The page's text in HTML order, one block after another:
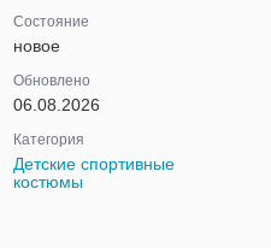
Состояние
новое
Обновлено
06.08.2026
Категория
Детские спортивные
костюмы